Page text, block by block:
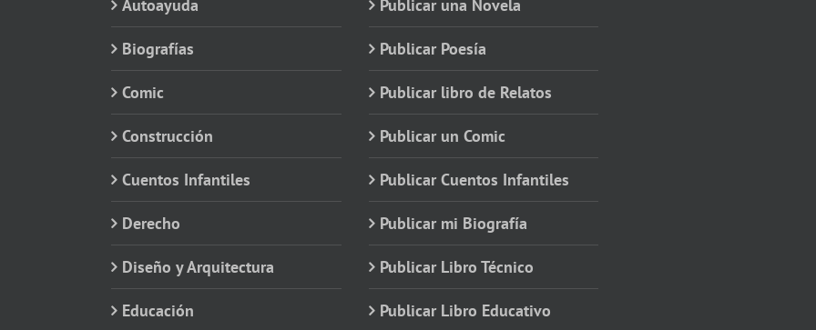
Autoayuda
Biografías
Comic
Construcción
Cuentos Infantiles
Derecho
Diseño y Arquitectura
Educación
Publicar una Novela
Publicar Poesía
Publicar libro de Relatos
Publicar un Comic
Publicar Cuentos Infantiles
Publicar mi Biografía
Publicar Libro Técnico
Publicar Libro Educativo